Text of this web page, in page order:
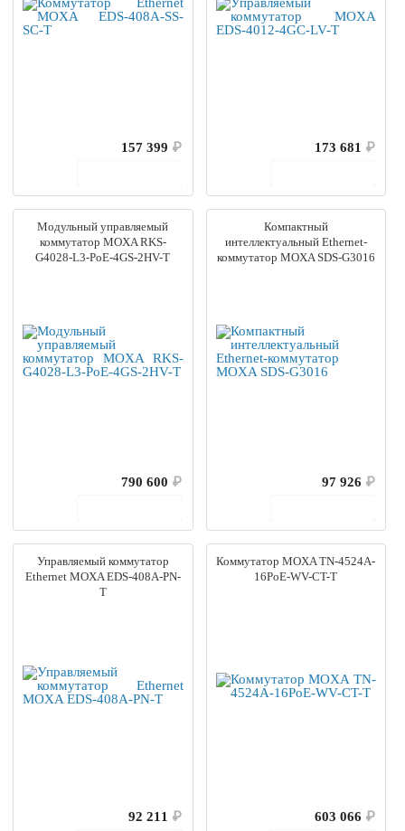
157 399 ₽
173 681 ₽
Модульный управляемый
коммутатор MOXA RKS-
G4028-L3-PoE-4GS-2HV-T
790 600 ₽
Компактный
интеллектуальный Ethernet-
коммутатор MOXA SDS-G3016
97 926 ₽
Управляемый коммутатор
Ethernet MOXA EDS-408A-PN-
T
92 211 ₽
Коммутатор MOXA TN-4524A-
16PoE-WV-CT-T
603 066 ₽